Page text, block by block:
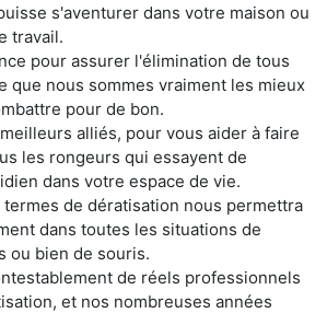
s'aventurer dans votre maison ou
travail.
pour assurer l'élimination de tous
que nous sommes vraiment les mieux
pour de bon.
alliés, pour vous aider à faire
les rongeurs qui essayent de
dans votre espace de vie.
de dératisation nous permettra
dans toutes les situations de
ou bien de souris.
de réels professionnels
et nos nombreuses années